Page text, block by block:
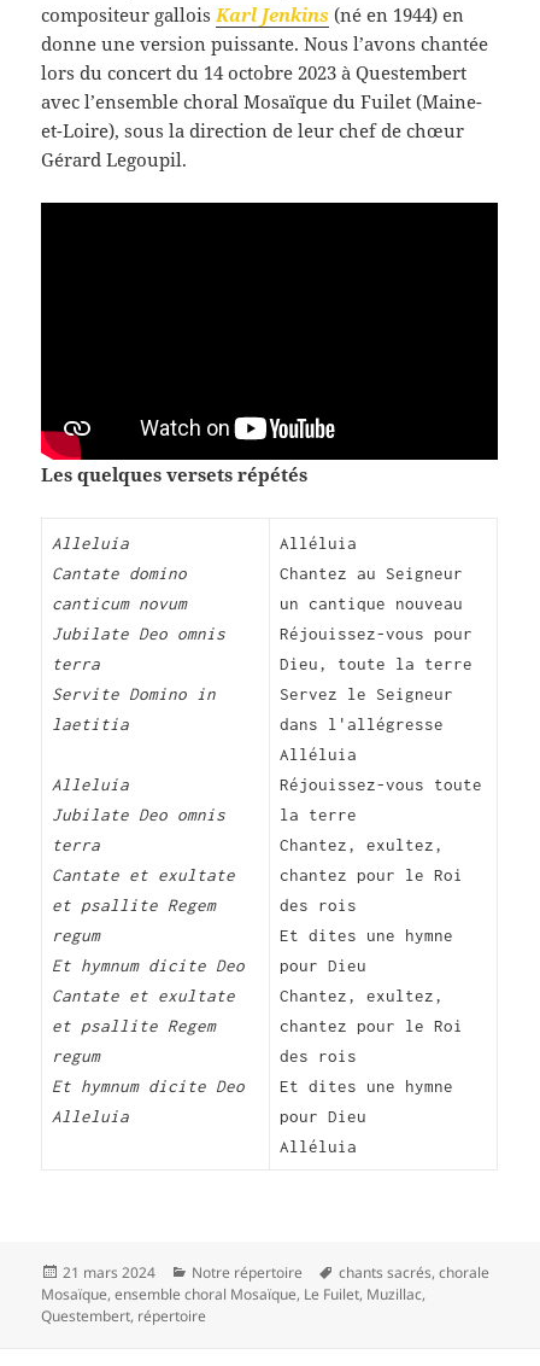
compositeur galloisKarl Jenkins (né en 1944) en
donne une version puissante. Nous l’avons chantée
lors du concert du 14 octobre 2023 à Questembert
avec l’ensemble choral Mosaïque du Fuilet (Maine-
et-Loire), sous la direction de leur chef de chœur
Gérard Legoupil.
Les quelques versets répétés
Alleluia
Cantate domino
canticum novum
Jubilate Deo omnis
terra
Servite Domino in
laetitia
Alleluia
Jubilate Deo omnis
terra
Cantate et exultate
et psallite Regem
regum
Et hymnum dicite Deo
Cantate et exultate
et psallite Regem
regum
Et hymnum dicite Deo
Alleluia
Alléluia
Chantez au Seigneur
un cantique nouveau
Réjouissez-vous pour
Dieu, toute la terre
Servez le Seigneur
dans l'allégresse
Alléluia
Réjouissez-vous toute
la terre
Chantez, exultez,
chantez pour le Roi
des rois
Et dites une hymne
pour Dieu
Chantez, exultez,
chantez pour le Roi
des rois
Et dites une hymne
pour Dieu
Alléluia
Publié
le
21 mars 2024 Catégories
Notre répertoire
Mots-
clés
chants sacrés,chorale
Mosaïque,ensemble choral Mosaïque, Le Fuilet, Muzillac,
Questembert, répertoire